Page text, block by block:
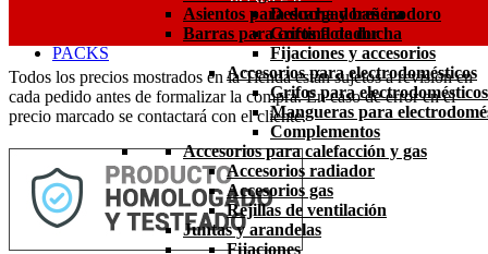
Descargadores inodoro
Grifos flotador
Fijaciones y accesorios
Accesorios para electrodomésticos
Grifos para electrodomésticos
Mangueras para
Complementos
Accesorios para calefacción y gas
Accesorios radiador
Accesorios gas
Rejillas de ventilación
Juntas y arandelas
Fijaciones
Asientos para ducha y bañera
Barras para cortina de ducha
PACKS
Todos los precios mostrados en la Tienda están sujetos a revisión en
cada pedido antes de formalizar la compra. En caso de error en el
precio marcado se contactará con el cliente.